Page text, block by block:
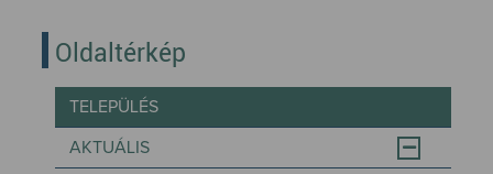
Oldaltérkép
TELEPÜLÉS
AKTUÁLIS